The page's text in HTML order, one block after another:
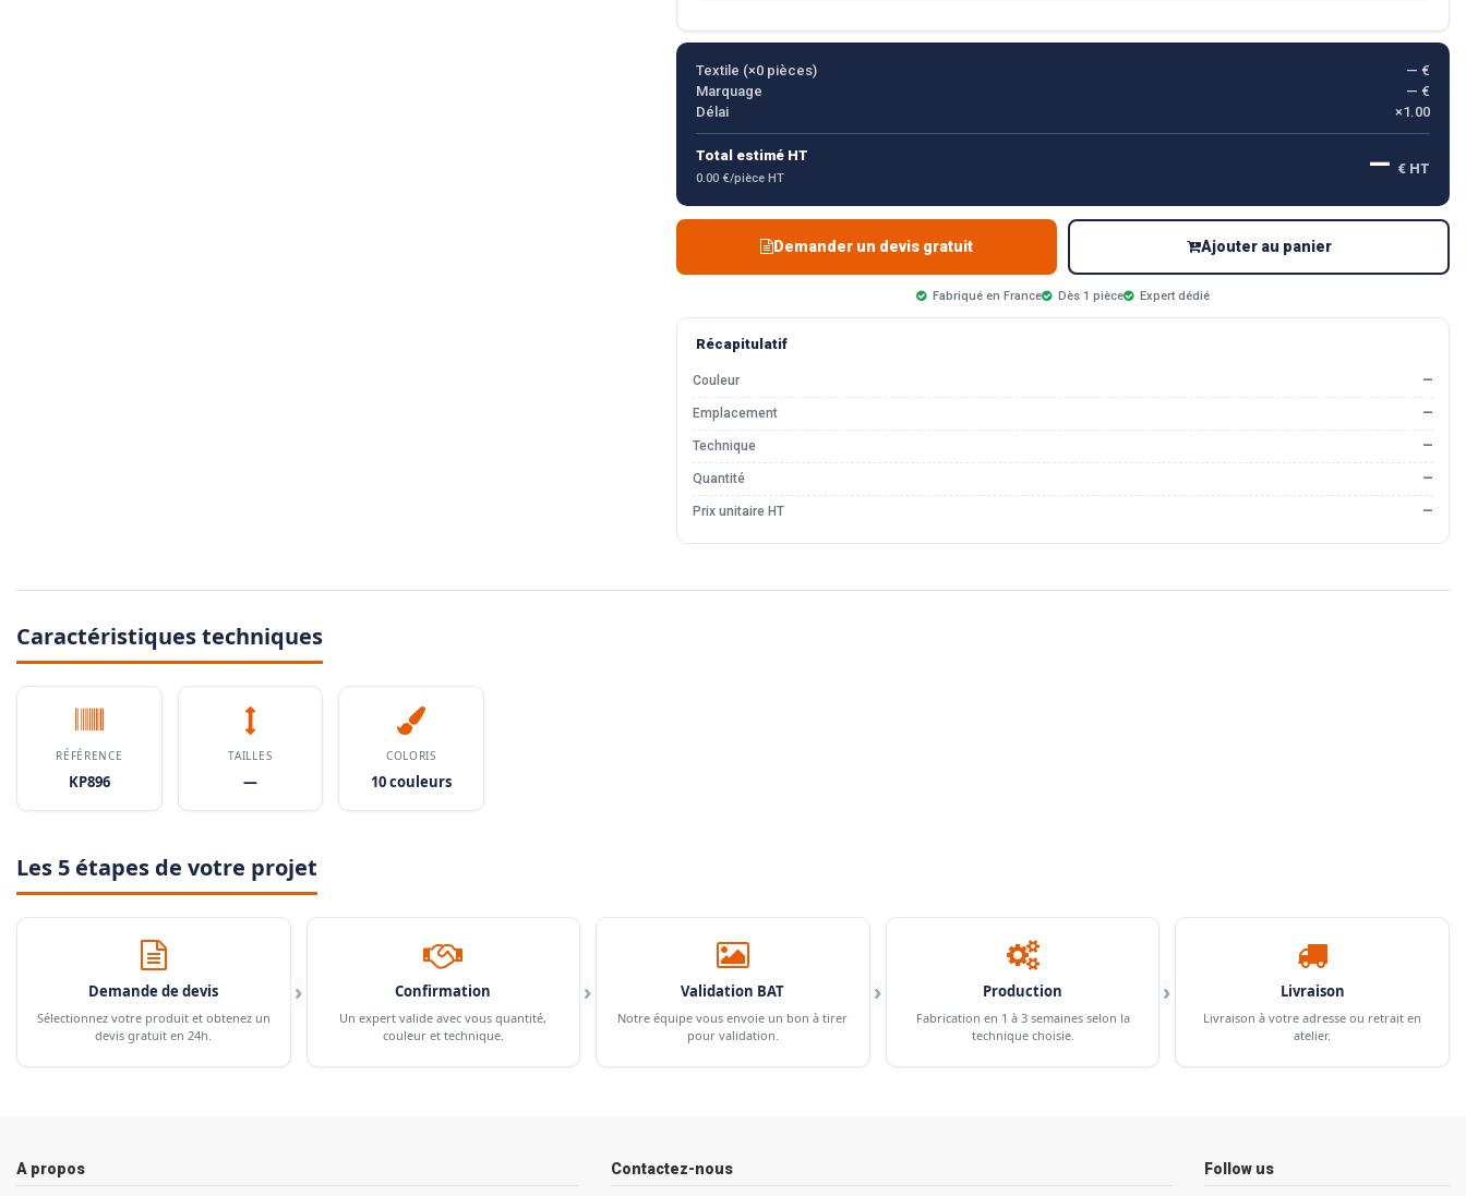
Textile (×0pièces)
— €
Marquage
— €
Délai
×1.00
Total estimé HT
0.00 €/pièce HT — € HT
Demander un devis gratuit Ajouter au panier
Fabriqué en France Dès 1 pièce Expert dédié
Récapitulatif
Couleur —
Emplacement —
Technique —
Quantité —
Prix unitaire HT —
Caractéristiques techniques
RÉFÉRENCE
KP896
TAILLES
—
COLORIS
10 couleurs
Les 5 étapes de votre projet
Demande de devis
Sélectionnez votre produit et obtenez un
devis gratuit en 24h.
› Confirmation
Un expert valide avec vous quantité,
couleur et technique.
› Validation BAT
Notre équipe vous envoie un bon à tirer
pour validation.
› Production
Fabrication en 1 à 3 semaines selon la
technique choisie.
› Livraison
Livraison à votre adresse ou retrait en
atelier.
A propos Contactez-nous Follow us